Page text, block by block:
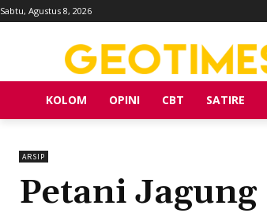
Sabtu, Agustus 8, 2026
KOLOM OPINI CBT SATIRE
ARSIP
Petani Jagung